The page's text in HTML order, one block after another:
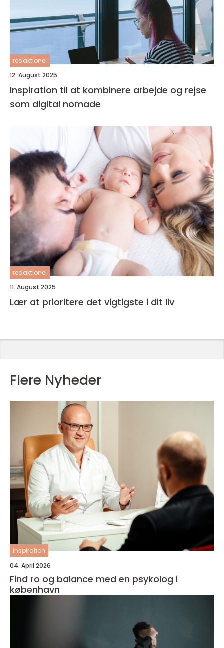
redaktionel
12. August 2025
Inspiration til at kombinere arbejde og rejse
som digital nomade
redaktionel
11. August 2025
Lær at prioritere det vigtigste i dit liv
Flere Nyheder
inspiration
04. April 2026
Find ro og balance med en psykolog i
københavn